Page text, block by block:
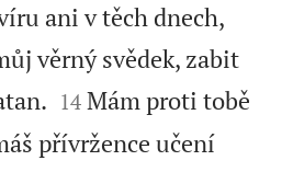
ani v těch dnech,
věrný svědek, zabit


14 Mám proti tobě
přívržence učení